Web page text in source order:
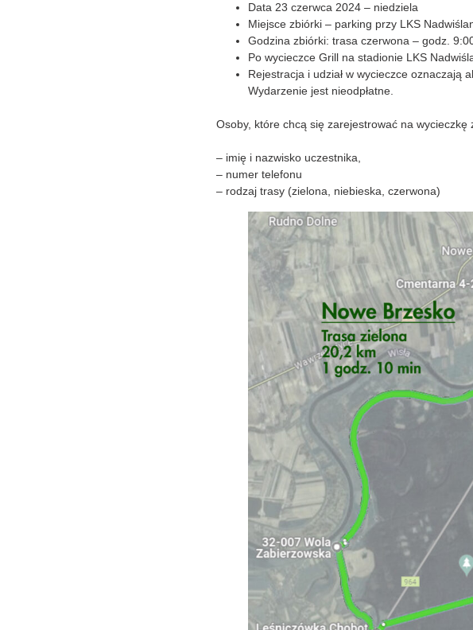
Data 23 czerwca 2024 – niedziela
Miejsce zbiórki – parking przy LKS
Godzina zbiórki: trasa czerwona – godz.
Po wycieczce Grill na stadionie LKS
Rejestracja i udział w wycieczce oznaczają
Wydarzenie jest nieodpłatne.
Osoby, które chcą się zarejestrować na
– imię i nazwisko uczestnika,
– numer telefonu
– rodzaj trasy (zielona, niebieska, czerwona)